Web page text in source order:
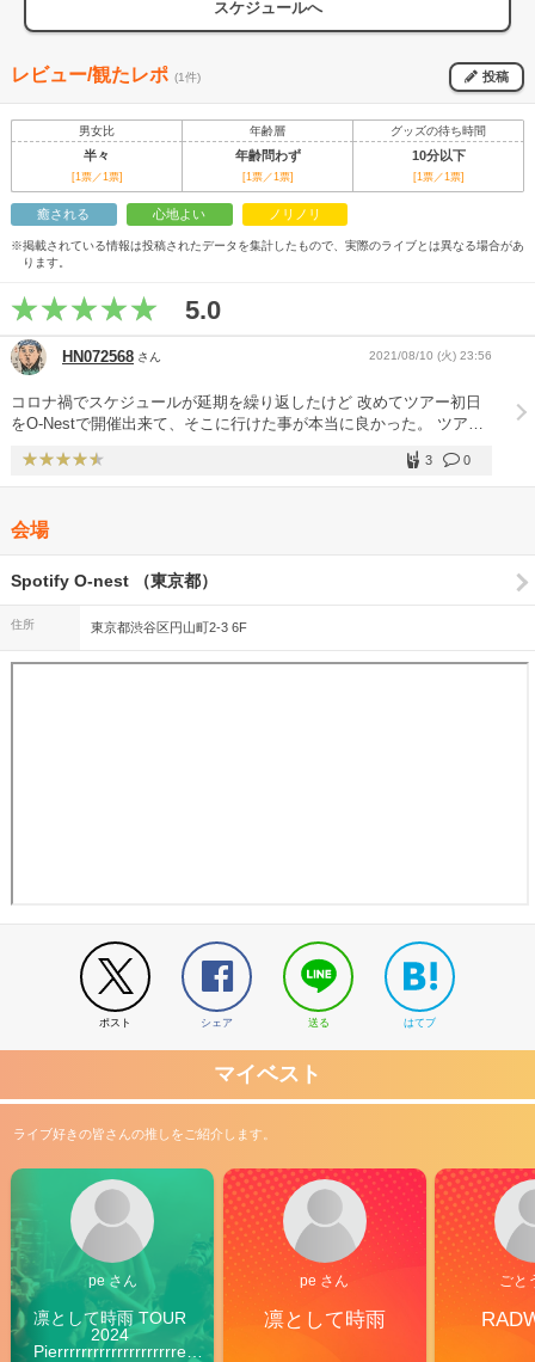
スケジュールへ
レビュー/観たレポ (1件) 投稿
男女比 年齢層 グッズの待ち時間
半々 年齢問わず 10分以下
[1票／1票] [1票／1票] [1票／1票]
癒される 心地よい ノリノリ
※掲載されている情報は投稿されたデータを集計したもので、実際のライブとは異なる場合があ
ります。
5.0
HN072568 さん 2021/08/10 (火) 23:56
コロナ禍でスケジュールが延期を繰り返したけど 改めてツアー初日
をO-Nestで開催出来て、そこに行けた事が本当に良かった。 ツアー
0
3
会場
Spotify O-nest （東京都）
住所 東京都渋谷区円山町2-3 6F
ポスト シェア 送る はてブ
マイベスト
ライブ好きの皆さんの推しをご紹介します。
pe さん
凛として時雨 TOUR
2024
Pierrrrrrrrrrrrrrrrrrrre
pe さん
凛として時雨
ごと